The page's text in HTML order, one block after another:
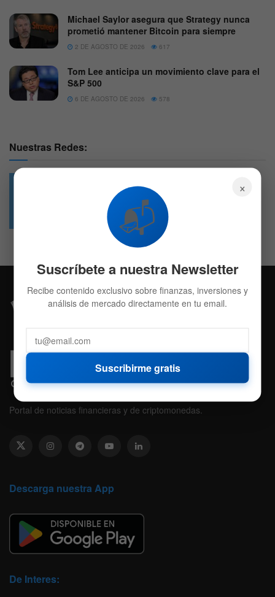
Michael Saylor asegura que Strategy nunca
prometió mantener Bitcoin para siempre
2 DE AGOSTO DE 2026 617
Tom Lee anticipa un movimiento clave para el
S&P 500
6 DE AGOSTO DE 2026 578
Nuestras Redes:
4.7k
Followers
Portal de noticias financieras y de criptomonedas.
Descarga nuestra App
De Interes:
×
📬
Suscríbete a nuestra Newsletter
Recibe contenido exclusivo sobre finanzas, inversiones y
análisis de mercado directamente en tu email.
Suscribirme gratis